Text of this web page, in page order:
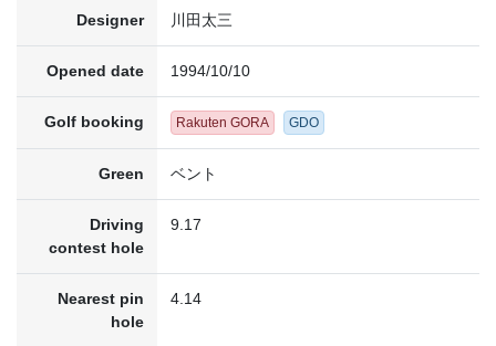
Designer 川田太三
Opened date 1994/10/10
Golf booking Rakuten GORA GDO
Green ベント
Driving
contest hole
9.17
Nearest pin
hole
4.14